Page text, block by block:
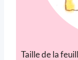
Taille de la